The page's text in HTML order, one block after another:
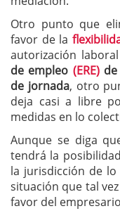
Otro punto que
favor de la
autorización
de empleo (ERE)
de jornada, otro
deja casi a libre
medidas en lo
Aunque se diga
tendrá la
la jurisdicción de
situación que tal
favor del